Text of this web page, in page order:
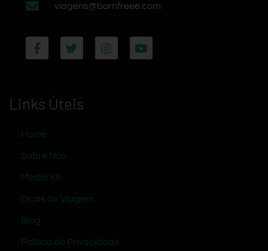
viagens@bornfreee.com
Links Úteis
Home
Sobre Nós
Media Kit
Dicas de Viagem
Blog
Política de Privacidade